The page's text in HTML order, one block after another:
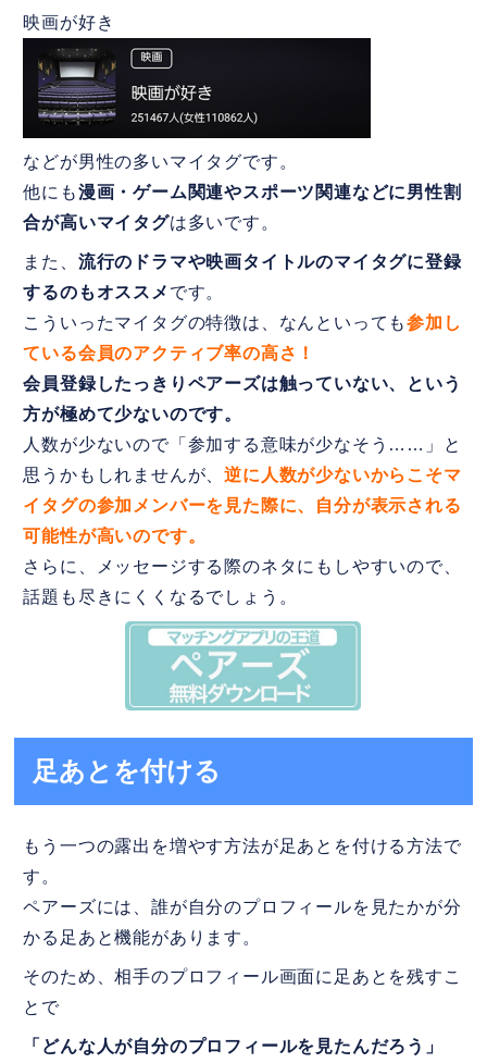
映画が好き
などが男性の多いマイタグです。
他にも漫画・ゲーム関連やスポーツ関連などに男性割
合が高いマイタグは多いです。
また、 流行のドラマや映画タイトルのマイタグに登録
するのもオススメ です。
こういったマイタグの特徴は、なんといっても参加し
ている会員のアクティブ率の高さ！
会員登録したっきりペアーズは触っていない、という
方が極めて少ないのです。
人数が少ないので「参加する意味が少なそう……」と
思うかもしれませんが、逆に人数が少ないからこそマ
イタグの参加メンバーを見た際に、自分が表示される
可能性が高いのです。
さらに、メッセージする際のネタにもしやすいので、
話題も尽きにくくなるでしょう。
足あとを付ける
もう一つの露出を増やす方法が足あとを付ける方法で
す。
ペアーズには、誰が自分のプロフィールを見たかが分
かる足あと機能があります。
そのため、相手のプロフィール画面に足あとを残すこ
とで
「どんな人が自分のプロフィールを見たんだろう」